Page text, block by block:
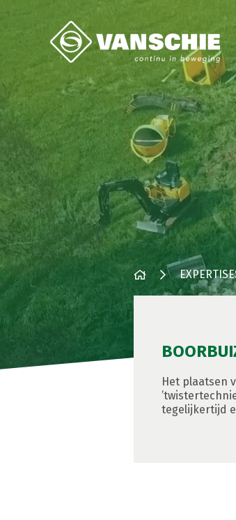
Het plaatsen
tegelijkertijd